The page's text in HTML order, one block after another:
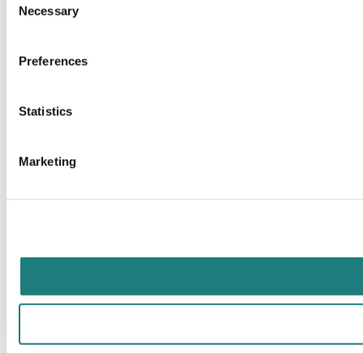
Selection
Necessary
Preferences
Statistics
Marketing